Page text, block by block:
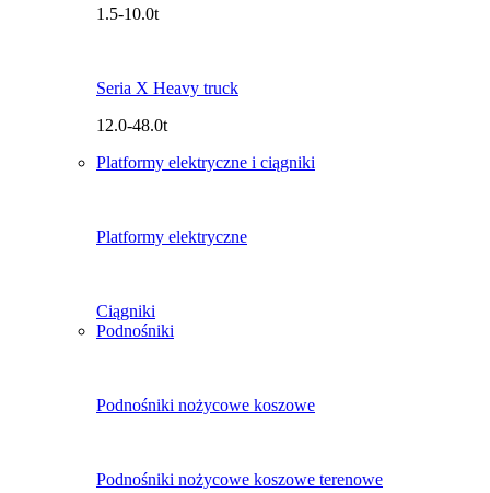
1.5-10.0t
Seria X Heavy truck
12.0-48.0t
Platformy elektryczne i ciągniki
Platformy elektryczne
Ciągniki
Podnośniki
Podnośniki nożycowe koszowe
Podnośniki nożycowe koszowe terenowe